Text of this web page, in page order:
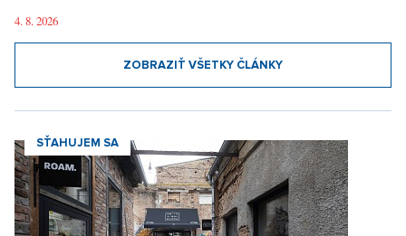
4. 8. 2026
ZOBRAZIŤ VŠETKY ČLÁNKY
SŤAHUJEM SA